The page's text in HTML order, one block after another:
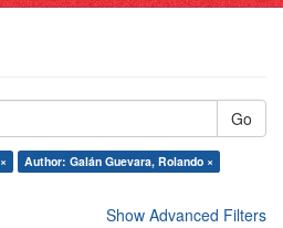
Go
Author: Galán Guevara, Rolando ×
Show Advanced Filters